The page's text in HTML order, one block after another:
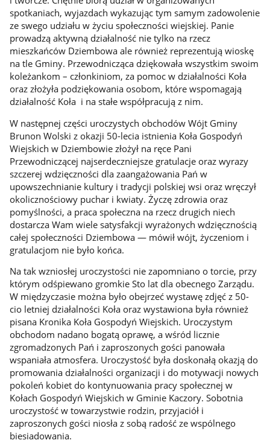
spotkaniach, wyjazdach wykazując tym samym zadowolenie
ze swego udziału w życiu społeczności wiejskiej. Panie
prowadzą aktywną działalność nie tylko na rzecz
mieszkańców Dziembowa ale również reprezentują wioskę
na tle Gminy. Przewodnicząca dziękowała wszystkim swoim
koleżankom – członkiniom, za pomoc w działalności Koła
oraz złożyła podziękowania osobom, które wspomagają
działalność Koła i na stałe współpracują z nim.
W następnej części uroczystych obchodów Wójt Gminy
Brunon Wolski z okazji 50-lecia istnienia Koła Gospodyń
Wiejskich w Dziembowie złożył na ręce Pani
Przewodniczącej najserdeczniejsze gratulacje oraz wyrazy
szczerej wdzięczności dla zaangażowania Pań w
upowszechnianie kultury i tradycji polskiej wsi oraz wręczył
okolicznościowy puchar i kwiaty. Życzę zdrowia oraz
pomyślności, a praca społeczna na rzecz drugich niech
dostarcza Wam wiele satysfakcji wyrażonych wdzięcznością
całej społeczności Dziembowa — mówił wójt, życzeniom i
gratulacjom nie było końca.
Na tak wzniosłej uroczystości nie zapomniano o torcie, przy
którym odśpiewano gromkie Sto lat dla obecnego Zarządu.
W międzyczasie można było obejrzeć wystawę zdjęć z 50-
cio letniej działalności Koła oraz wystawiona była również
pisana Kronika Koła Gospodyń Wiejskich. Uroczystym
obchodom nadano bogatą oprawę, a wśród licznie
zgromadzonych Pań i zaproszonych gości panowała
wspaniała atmosfera. Uroczystość była doskonałą okazją do
promowania działalności organizacji i do motywacji nowych
pokoleń kobiet do kontynuowania pracy społecznej w
Kołach Gospodyń Wiejskich w Gminie Kaczory. Sobotnia
uroczystość w towarzystwie rodzin, przyjaciół i
zaproszonych gości niosła z sobą radość ze wspólnego
biesiadowania.